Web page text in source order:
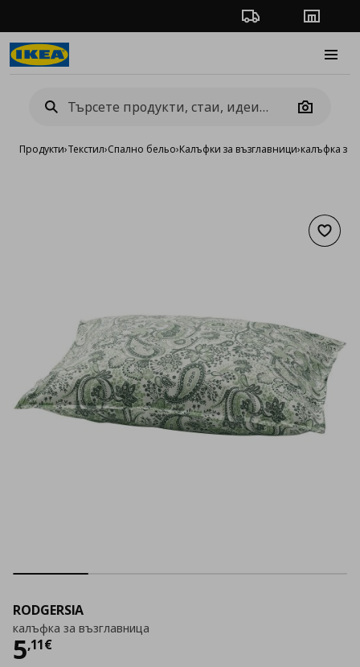
Проследяване на
Camera
Продукти›Текстил›Спално бельо›Калъфки за възглавници›калъфка за
RODGERSIA
калъфка за възглавница
5,11€
Цена